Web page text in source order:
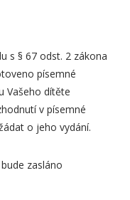
s § 67 odst. 2 zákona
písemné
Vašeho dítěte
v písemné
o jeho vydání.
zasláno